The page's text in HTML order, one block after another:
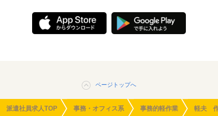
ページトップへ
派遣社員求人TOP 事務・オフィス系 事務的軽作業 軽夫